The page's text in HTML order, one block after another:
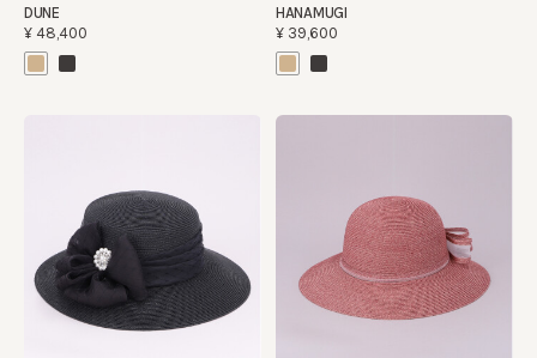
DUNE
¥48,400
HANAMUGI
¥39,600